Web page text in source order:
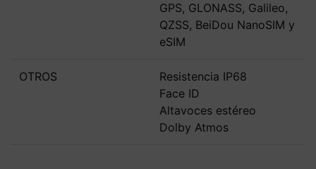
GPS, GLONASS, Galileo,
QZSS, BeiDou NanoSIM y
eSIM
OTROS
Resistencia IP68
Face ID
Altavoces estéreo
Dolby Atmos